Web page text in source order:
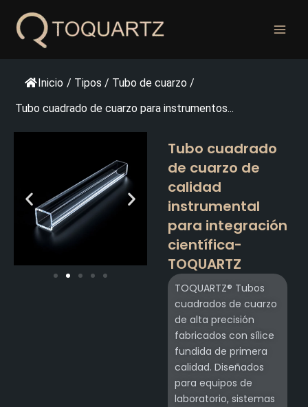
contenido
Inicio / Tipos / Tubo de cuarzo /
Tubo cuadrado de cuarzo para instrumentos...
Tubo cuadrado
de cuarzo de
calidad
instrumental
para integración
científica-
TOQUARTZ
TOQUARTZ® Tubos
cuadrados de cuarzo
de alta precisión
fabricados con sílice
fundida de primera
calidad. Diseñados
para equipos de
laboratorio, sistemas